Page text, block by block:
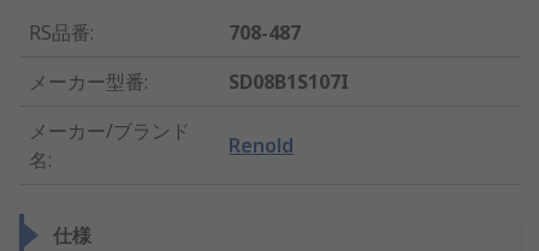
RS品番:
708-487
メーカー型番:
SD08B1S107I
メーカー/ブランド
名:
Renold
仕様